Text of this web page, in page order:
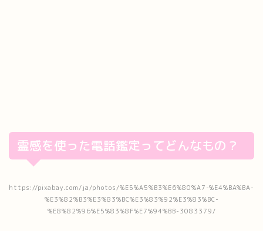
霊感を使った電話鑑定ってどんなもの？
https://pixabay.com/ja/photos/%E5%A5%B3%E6%80%A7-%E4%BA%BA-
%E3%82%B3%E3%83%BC%E3%83%92%E3%83%BC-
%E8%82%96%E5%83%8F%E7%94%BB-3083379/